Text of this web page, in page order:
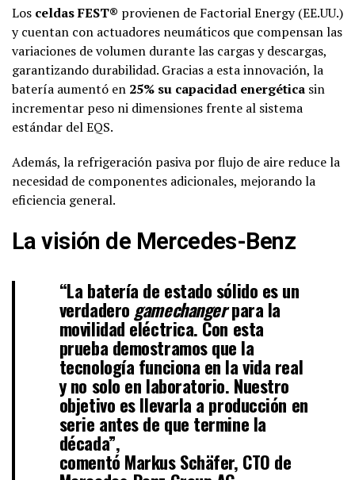
Los celdas FEST® provienen de Factorial Energy (EE.UU.)
y cuentan con actuadores neumáticos que compensan las
variaciones de volumen durante las cargas y descargas,
garantizando durabilidad. Gracias a esta innovación, la
batería aumentó en 25% su capacidad energética sin
incrementar peso ni dimensiones frente al sistema
estándar del EQS.
Además, la refrigeración pasiva por flujo de aire reduce la
necesidad de componentes adicionales, mejorando la
eficiencia general.
La visión de Mercedes-Benz
“La batería de estado sólido es un
verdadero gamechangerpara la
movilidad eléctrica. Con esta
prueba demostramos que la
tecnología funciona en la vida real
y no solo en laboratorio. Nuestro
objetivo es llevarla a producción en
serie antes de que termine la
década”,
comentó Markus Schäfer, CTO de